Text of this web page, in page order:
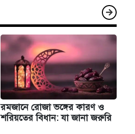
রমজানে রোজা ভঙ্গের কারণ ও
শরিয়তের বিধান: যা জানা জরুরি